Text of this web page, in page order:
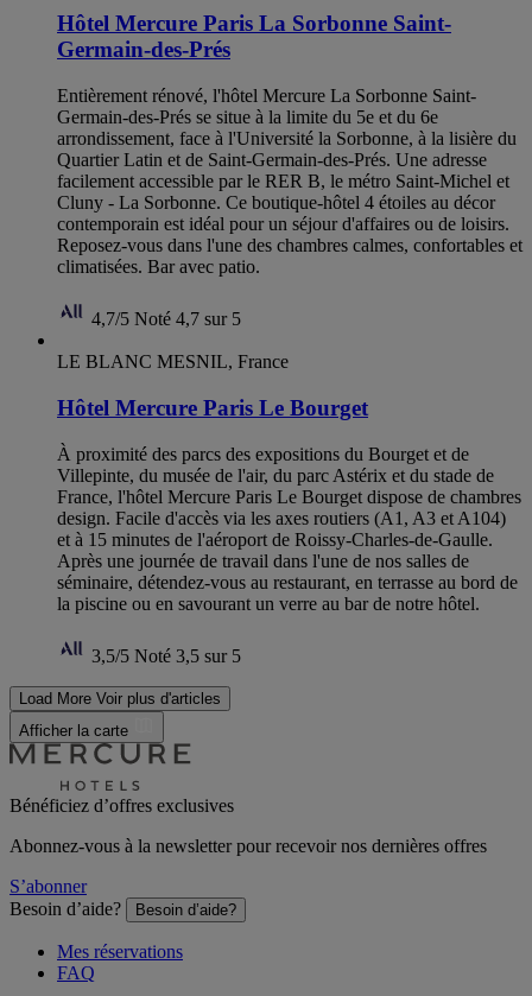
Hôtel Mercure Paris La Sorbonne Saint-
Germain-des-Prés
Entièrement rénové, l'hôtel Mercure La Sorbonne Saint-
Germain-des-Prés se situe à la limite du 5e et du 6e
arrondissement, face à l'Université la Sorbonne, à la lisière du
Quartier Latin et de Saint-Germain-des-Prés. Une adresse
facilement accessible par le RER B, le métro Saint-Michel et
Cluny - La Sorbonne. Ce boutique-hôtel 4 étoiles au décor
contemporain est idéal pour un séjour d'affaires ou de loisirs.
Reposez-vous dans l'une des chambres calmes, confortables et
climatisées. Bar avec patio.
4,7/5 Noté 4,7 sur 5
LE BLANC MESNIL, France
Hôtel Mercure Paris Le Bourget
À proximité des parcs des expositions du Bourget et de
Villepinte, du musée de l'air, du parc Astérix et du stade de
France, l'hôtel Mercure Paris Le Bourget dispose de chambres
design. Facile d'accès via les axes routiers (A1, A3 et A104)
et à 15 minutes de l'aéroport de Roissy-Charles-de-Gaulle.
Après une journée de travail dans l'une de nos salles de
séminaire, détendez-vous au restaurant, en terrasse au bord de
la piscine ou en savourant un verre au bar de notre hôtel.
3,5/5 Noté 3,5 sur 5
Load More Voir plus d'articles
Afficher la carte
Bénéficiez d’offres exclusives
Abonnez-vous à la newsletter pour recevoir nos dernières offres
S’abonner
Besoin d’aide?
Besoin d’aide?
Mes réservations
FAQ